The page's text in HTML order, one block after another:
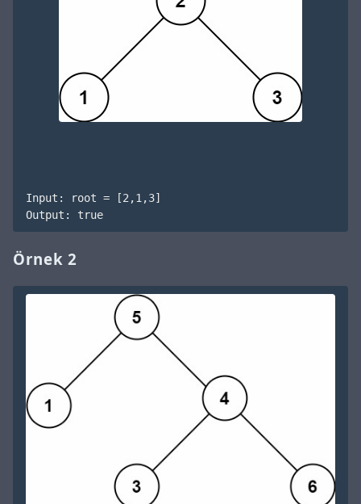
Input: root = [2,1,3]
Output: true
Örnek 2